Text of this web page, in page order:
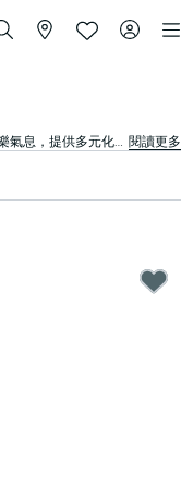
從小型場地到城中最具代表性的音樂廳，香港 充滿音樂氣息，提供多元化的活動迎合不同的喜好與風格。 閱讀更多